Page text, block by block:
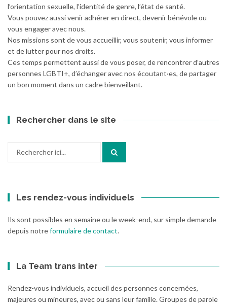
l’orientation sexuelle, l’identité de genre, l’état de santé.
Vous pouvez aussi venir adhérer en direct, devenir bénévole ou
vous engager avec nous.
Nos missions sont de vous accueillir, vous soutenir, vous informer
et de lutter pour nos droits.
Ces temps permettent aussi de vous poser, de rencontrer d’autres
personnes LGBTI+, d’échanger avec nos écoutant·es, de partager
un bon moment dans un cadre bienveillant.
Rechercher dans le site
Les rendez-vous individuels
Ils sont possibles en semaine ou le week-end, sur simple demande
depuis notreformulaire de contact.
La Team trans inter
Rendez-vous individuels, accueil des personnes concernées,
majeures ou mineures, avec ou sans leur famille. Groupes de parole